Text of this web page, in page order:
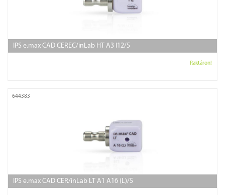
IPS e.max CAD CEREC/inLab HT A3 I12/5
Raktáron!
644383
IPS e.max CAD CER/inLab LT A1 A16 (L)/5